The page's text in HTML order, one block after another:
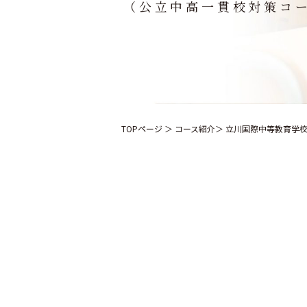
（公立中高一貫校対策コ
TOPページ ＞ コース紹介＞ 立川国際中等教育学